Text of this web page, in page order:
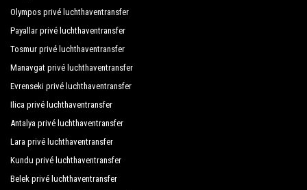
Dim Suit Hotel
Dolphin Suite Hotel
Eftalia Aytur Hotel
Eliz Beach Hotel
Elysee Beach Hotel
Elysee Garden Family Hotel
Olympos privé luchthaventransfer
Payallar privé luchthaventransfer
Tosmur privé luchthaventransfer
Manavgat privé luchthaventransfer
Evrenseki privé luchthaventransfer
Ilica privé luchthaventransfer
Antalya privé luchthaventransfer
Lara privé luchthaventransfer
Kundu privé luchthaventransfer
Belek privé luchthaventransfer